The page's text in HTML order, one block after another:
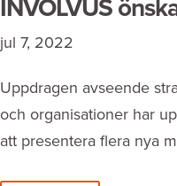
INVOLVUS
jul 7, 2022
Uppdragen avseende
och organisationer har
att presentera flera nya